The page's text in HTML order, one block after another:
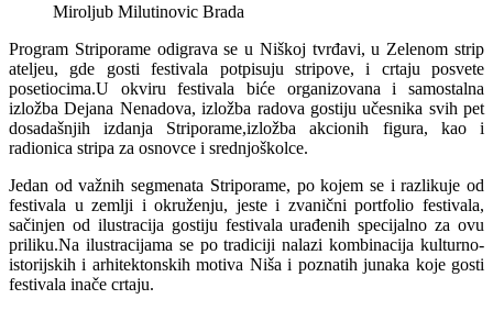
Miroljub Milutinovic Brada
Program Striporame odigrava se u Niškoj tvrđavi, u Zelenom strip
ateljeu, gde gosti festivala potpisuju stripove, i crtaju posvete
posetiocima.U okviru festivala biće organizovana i samostalna
izložba Dejana Nenadova, izložba radova gostiju učesnika svih pet
dosadašnjih izdanja Striporame,izložba akcionih figura, kao i
radionica stripa za osnovce i srednjoškolce.
Jedan od važnih segmenata Striporame, po kojem se i razlikuje od
festivala u zemlji i okruženju, jeste i zvanični portfolio festivala,
sačinjen od ilustracija gostiju festivala urađenih specijalno za ovu
priliku.Na ilustracijama se po tradiciji nalazi kombinacija kulturno-
istorijskih i arhitektonskih motiva Niša i poznatih junaka koje gosti
festivala inače crtaju.